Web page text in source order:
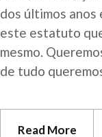
dos últimos
este estatuto
mesmo.
de tudo
Read More